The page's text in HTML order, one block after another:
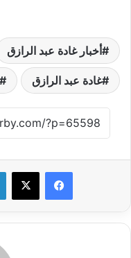
أخبار غادة عبد الرازق
غادة عبد الرازق